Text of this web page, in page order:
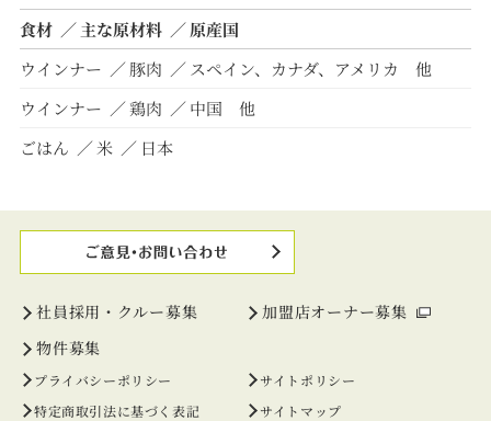
食材 主な原材料
原産国
ウインナー
豚肉
スペイン、カナダ、アメリカ 他
ウインナー
鶏肉
中国 他
ごはん
米 日本
社員採用・クルー募集
加盟店オーナー募集
物件募集
プライバシーポリシー
サイトポリシー
特定商取引法に基づく表記
サイトマップ